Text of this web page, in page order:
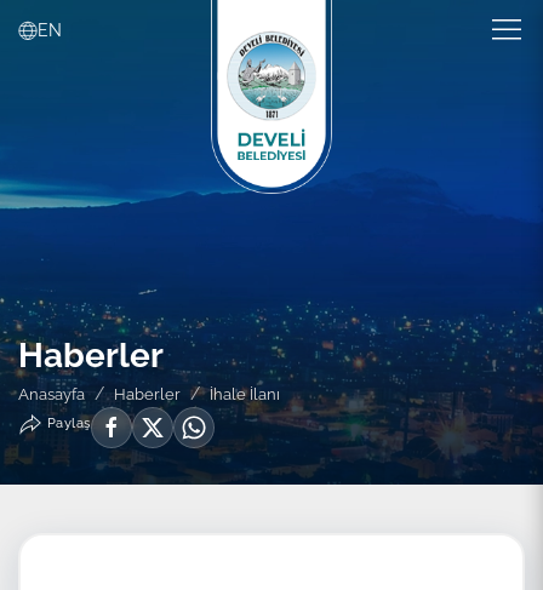
EN
Haberler
Anasayfa Haberler İhale İlanı
Paylaş